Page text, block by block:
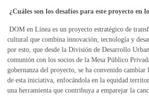
¿Cuáles son los desafíos para este proyecto en
DOM en Línea es un proyecto estratégico de
cultural que combina innovación, tecnología y
por esto, que desde la División de Desarrollo
comunión con los socios de la Mesa Público
gobernanza del proyecto, se ha convenido cambiar
de esta iniciativa, enfocándola en la equidad
una herramienta que contribuya a emparejar la